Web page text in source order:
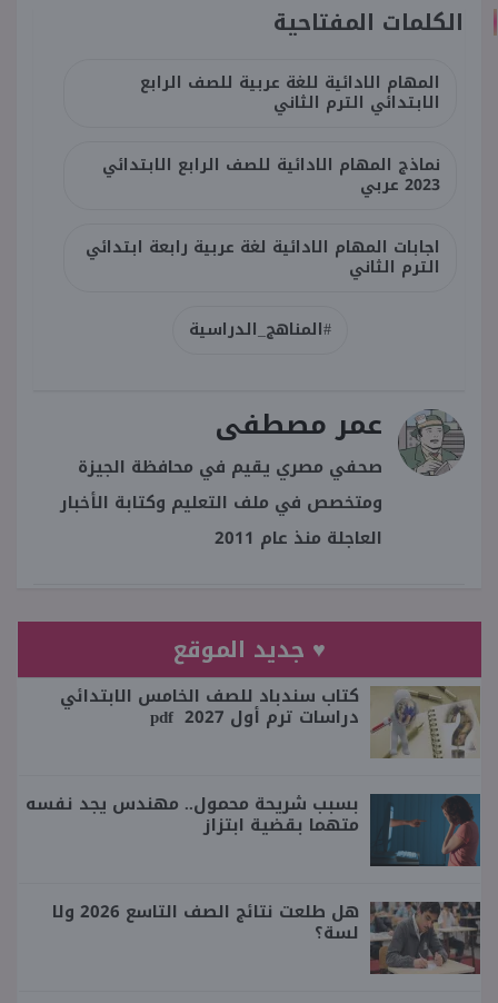
الكلمات المفتاحية
المهام الادائية للغة عربية للصف الرابع
الابتدائي الترم الثاني
نماذج المهام الادائية للصف الرابع الابتدائي
2023 عربي
اجابات المهام الادائية لغة عربية رابعة ابتدائي
الترم الثاني
#المناهج_الدراسية
عمر مصطفى
صحفي مصري يقيم في محافظة الجيزة
ومتخصص في ملف التعليم وكتابة الأخبار
العاجلة منذ عام 2011
♥ جديد الموقع
كتاب سندباد للصف الخامس الابتدائي
دراسات ترم أول 2027 pdf
بسبب شريحة محمول.. مهندس يجد نفسه
متهما بقضية ابتزاز
هل طلعت نتائج الصف التاسع 2026 ولا
لسة؟